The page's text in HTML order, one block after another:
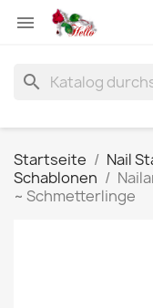

search
Startseite Nail
Schablonen
~ Schmetterlinge